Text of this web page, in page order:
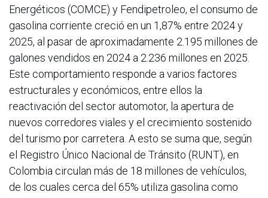
Energéticos (COMCE) y Fendipetroleo, el consumo de
gasolina corriente creció en un 1,87% entre 2024 y
2025, al pasar de aproximadamente 2.195 millones de
galones vendidos en 2024 a 2.236 millones en 2025.
Este comportamiento responde a varios factores
estructurales y económicos, entre ellos la
reactivación del sector automotor, la apertura de
nuevos corredores viales y el crecimiento sostenido
del turismo por carretera. A esto se suma que, según
el Registro Único Nacional de Tránsito (RUNT), en
Colombia circulan más de 18 millones de vehículos,
de los cuales cerca del 65% utiliza gasolina como